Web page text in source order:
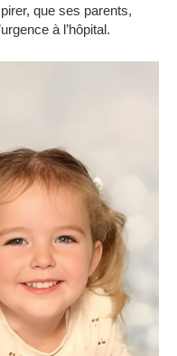
que ses parents,
à l’hôpital.